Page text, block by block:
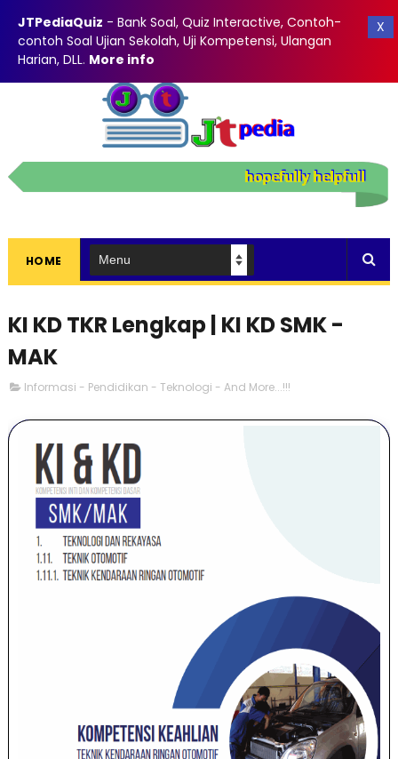
X
JTPediaQuiz - Bank Soal, Quiz Interactive, Contoh-
contoh Soal Ujian Sekolah, Uji Kompetensi, Ulangan
Harian, DLL. More info
HOME
KI KD TKR Lengkap | KI KD SMK -
MAK
Informasi - Pendidikan - Teknologi - And More...!!!